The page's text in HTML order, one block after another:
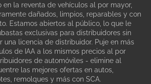
en la reventa de vehículos al por mayor,
dañados, limpios, reparables y con
Estamos abiertos al público, lo que le
exclusivas para distribuidores sin
una licencia de distribuidor. Puje en más
de IAA a los mismos precios al por
de automóviles - elimine al
las mejores ofertas en autos,
remolques y más con SCA.